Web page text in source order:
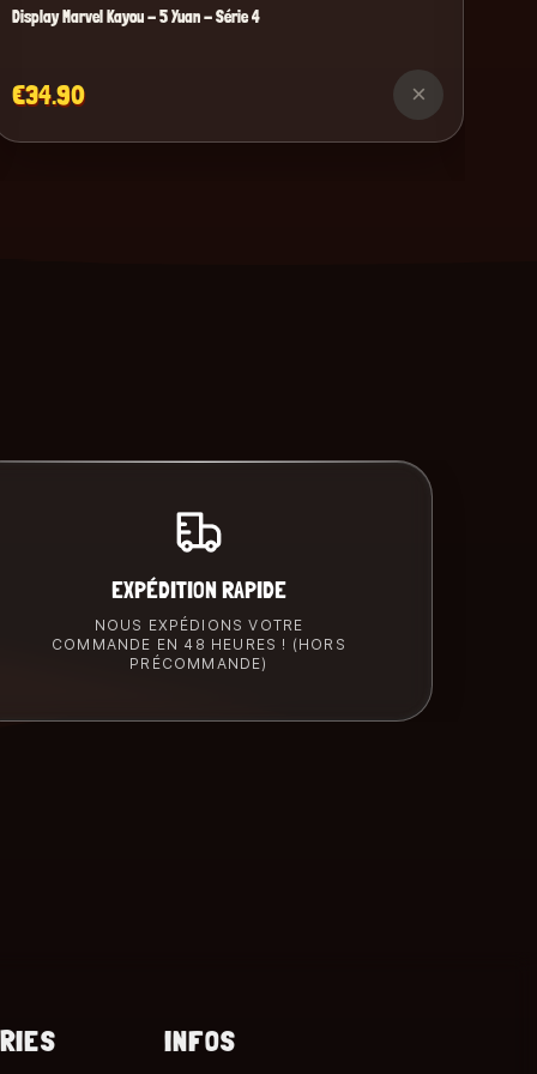
Display Marvel Kayou - 5 Yuan - Série 4
€34.90 ×
EXPÉDITION RAPIDE
NOUS EXPÉDIONS VOTRE
COMMANDE EN 48 HEURES ! (HORS
PRÉCOMMANDE)
INFOS